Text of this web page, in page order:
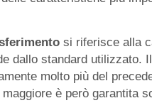
si riferisce alla
dallo standard utilizzato.
molto più del
è però garantita